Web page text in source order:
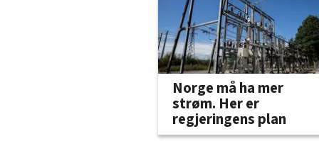
Norge må ha mer
strøm. Her er
regjeringens plan